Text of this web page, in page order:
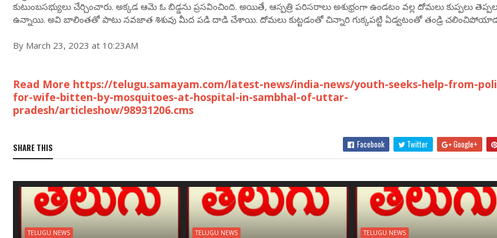
కుటుంబసభ్యులు చేర్చించారు. అక్కడ ఆమె ఓ బిడ్డను ప్రసవించింది. అయితే, ఆస్పత్రి పరిసరాలు అశుభ్రంగా ఉండటం వల్ల దోమలు కుప్పలు
ఉన్నాయి. అవి బాలింతతో పాటు నవజాత శిశువు మీద పడి దాడి చేశాయి. దోమలు కుట్టడంతో చిన్నారి గుక్కపట్టి ఏడ్వటంతో తండ్రి
By March 23, 2023 at 10:23AM
Read More https://telugu.samayam.com/latest-news/india-news/youth-seeks-help-from-
for-wife-bitten-by-mosquitoes-at-hospital-in-sambhal-of-uttar-
pradesh/articleshow/98931206.cms
SHARE THIS Facebook Twitter Google+
TELUGU NEWS TELUGU NEWS TELUGU NEWS